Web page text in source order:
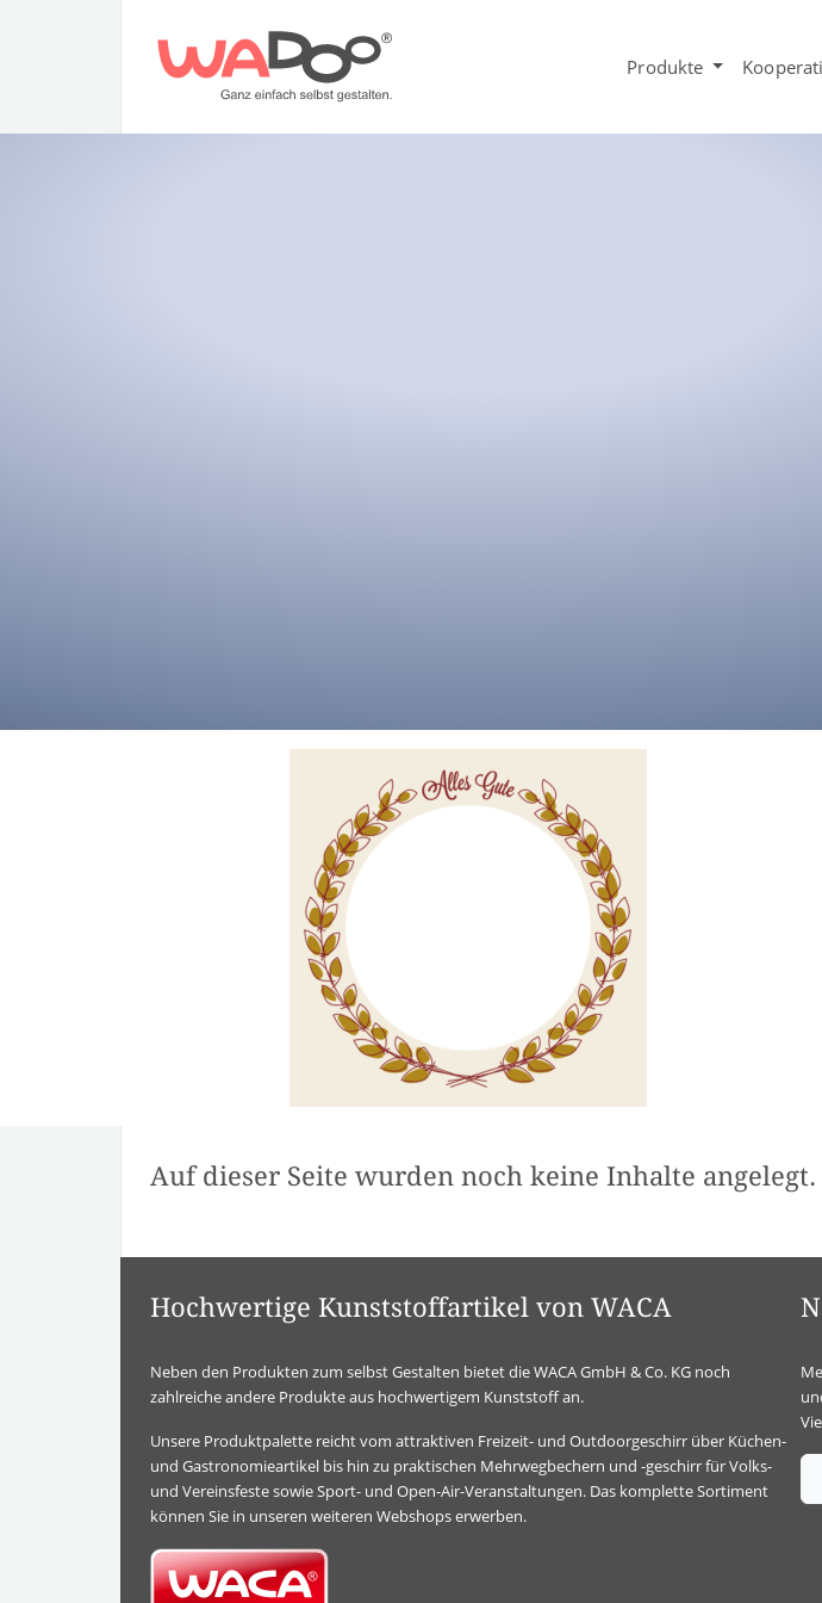
Produkte
Auf dieser Seite wurden noch keine Inhalte angelegt.
Hochwertige Kunststoffartikel von WACA
Neben den Produkten zum selbst Gestalten bietet die WACA GmbH & Co. KG noch
zahlreiche andere Produkte aus hochwertigem Kunststoff an.
Unsere Produktpalette reicht vom attraktiven Freizeit- und Outdoorgeschirr über Küchen-
und Gastronomieartikel bis hin zu praktischen Mehrwegbechern und -geschirr für Volks-
und Vereinsfeste sowie Sport- und Open-Air-Veranstaltungen. Das komplette Sortiment
können Sie in unseren weiteren Webshops erwerben.